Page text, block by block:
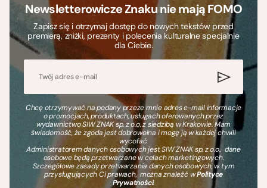
Newsletterowicze Znaku nie mają FOMO
Zapisz się i otrzymaj dostęp do nowych tekstów przed
premierą, zniżki, prezenty i polecenia kulturalne specjalnie
dla Ciebie.
Chcę otrzymywać na podany przeze mnie adres e-mail informacje
o promocjach, produktach, usługach oferowanych przez
wydawnictwo SIW ZNAK sp. z o.o. z siedzibą w Krakowie. Mam
świadomość, że zgoda jest dobrowolna i mogę ją w każdej chwili
wycofać.
Administratorem danych osobowych jest SIW ZNAK sp. z o.o., dane
osobowe będą przetwarzane w celach marketingowych.
Szczegółowe zasady przetwarzania danych osobowych, w tym
przysługujących Ci prawach, można znaleźć wPolityce
Prywatności.